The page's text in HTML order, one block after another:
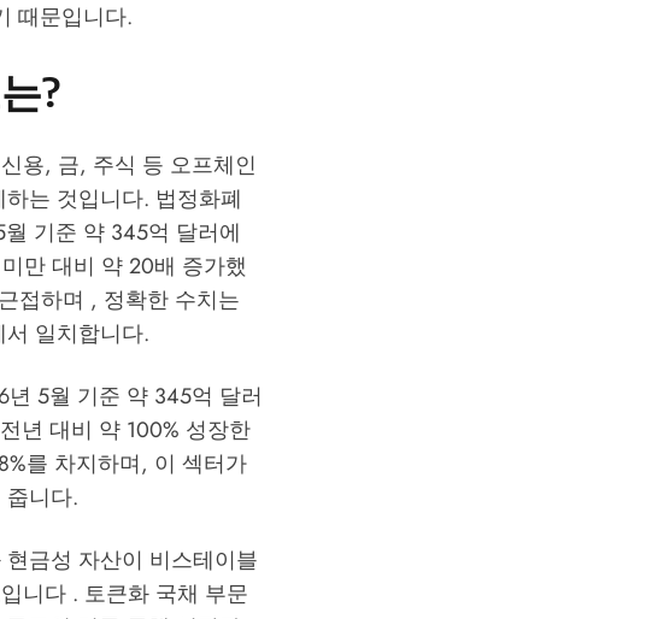
때문입니다.
?
용, 금, 주식 등 오프체인
는 것입니다. 법정화폐
기준 약 345억 달러에
만 대비 약 20배 증가했
접하며 , 정확한 수치는
일치합니다.
5월 기준 약 345억 달러
년 대비 약 100% 성장한
를 차지하며, 이 섹터가
니다.
금성 자산이 비스테이블
니다 . 토큰화 국채 부문